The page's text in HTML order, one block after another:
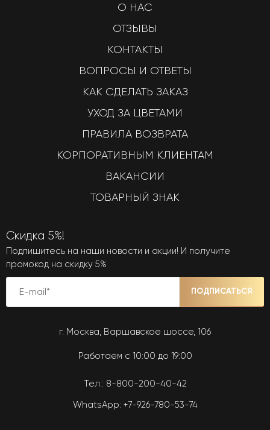
О НАС
ОТЗЫВЫ
КОНТАКТЫ
ВОПРОСЫ И ОТВЕТЫ
КАК СДЕЛАТЬ ЗАКАЗ
УХОД ЗА ЦВЕТАМИ
ПРАВИЛА ВОЗВРАТА
КОРПОРАТИВНЫМ КЛИЕНТАМ
ВАКАНСИИ
ТОВАРНЫЙ ЗНАК
Скидка 5%!
Подпишитесь на наши новости и акции! И получите
промокод на скидку 5%
ПОДПИСАТЬСЯ
г. Москва, Варшавское шоссе, 106
Работаем с 10:00 до 19:00
Тел.: 8-800-200-40-42
WhatsApp: +7-926-780-53-74